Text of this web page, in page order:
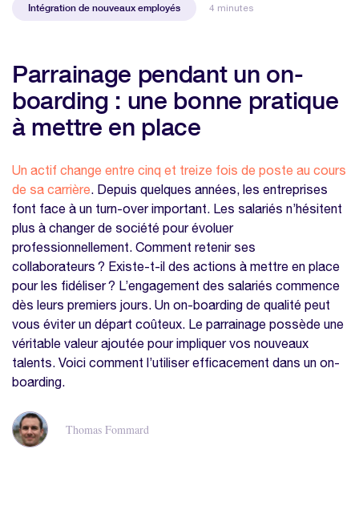
Intégration de nouveaux employés 4 minutes
Parrainage pendant un on-
boarding : une bonne pratique
à mettre en place
Un actif change entre cinq et treize fois de poste au cours
de sa carrière. Depuis quelques années, les entreprises
font face à un turn-over important. Les salariés n’hésitent
plus à changer de société pour évoluer
professionnellement. Comment retenir ses
collaborateurs ? Existe-t-il des actions à mettre en place
pour les fidéliser ? L’engagement des salariés commence
dès leurs premiers jours. Un on-boarding de qualité peut
vous éviter un départ coûteux. Le parrainage possède une
véritable valeur ajoutée pour impliquer vos nouveaux
talents. Voici comment l’utiliser efficacement dans un on-
boarding.
Thomas Fommard